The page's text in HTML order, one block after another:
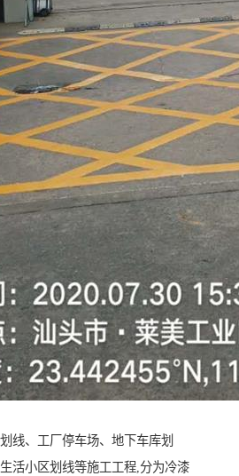
线、工厂停车场、地下车库划
活小区划线等施工工程,分为冷漆